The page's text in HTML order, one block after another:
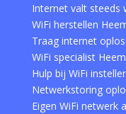
Internet valt steeds
WiFi herstellen
Traag internet
WiFi specialist
Hulp bij WiFi
Netwerkstoring
Eigen WiFi netwerk